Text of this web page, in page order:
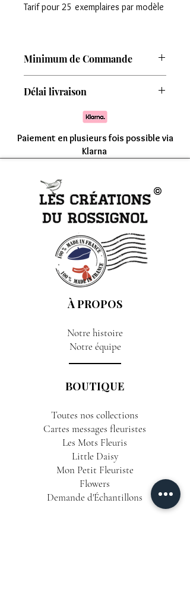
Tarif pour 25 exemplaires par modèle
Minimum de Commande
8 modèles
Délai livraison
Comptez une livraison entre 7 à 15 jours
Paiement en plusieurs fois possible via
Klarna
À PROPOS
Notre histoire
Notre équipe
BOUTIQUE
Toutes nos collections
Cartes messages fleuristes
Les Mots Fleuris
Little Daisy
Mon Petit Fleuriste
Flowers
Demande d'Échantillons